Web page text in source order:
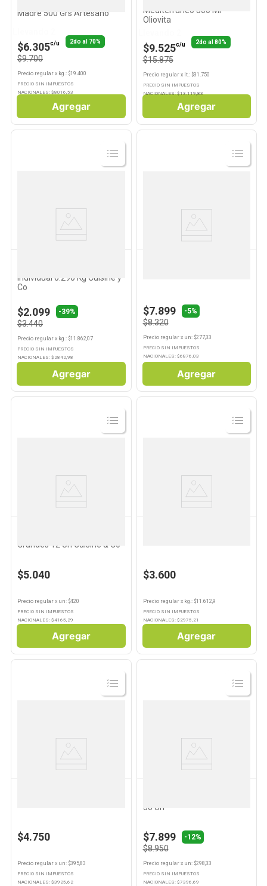
Madre 500 Grs Artesano
$6.305c/u 2do al 70%
$9.700
Precio regular x kg.: $19.400
PRECIO SIN IMPUESTOS
NACIONALES: $8016,53
Agregar
Mediterráneo 500 Ml
Oliovita
$9.525c/u 2do al 80%
$15.875
Precio regularx lt. : $31.750
PRECIO SIN IMPUESTOS
NACIONALES: $ 13.119,83
Agregar
Ver
Producto
Individual 0.290 Kg Cuisine y
Co
$2.099 -39%
$3.440
Precio regular x kg. : $11.862,07
PRECIO SIN IMPUESTOS
NACIONALES: $ 2842,98
Agregar
Ver
Producto
$7.899 -5%
$8.320
Precio regularx un: $277,33
PRECIO SIN IMPUESTOS
NACIONALES: $6876,03
Agregar
Ver
Producto
Grandes 12 Un Cuisine & Co
$5.040
Precio regular x un: $420
PRECIO SIN IMPUESTOS
NACIONALES: $4165,29
Agregar
Ver
Producto
$3.600
Precio regularx kg. : $11.612,9
PRECIO SIN IMPUESTOS
NACIONALES: $ 2975,21
Agregar
Ver
Producto
$4.750
Precio regular x un: $395,83
PRECIO SIN IMPUESTOS
NACIONALES: $3925,62
Ver
Producto
30 Un
$7.899 -12%
$8.950
Precio regularx un: $298,33
PRECIO SIN IMPUESTOS
NACIONALES: $7396,69